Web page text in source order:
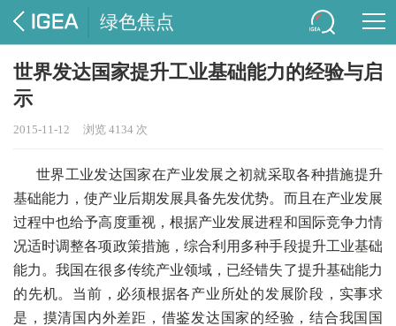
绿色焦点
世界发达国家提升工业基础能力的经验与启
示
2015-11-12 浏览 4134 次
世界工业发达国家在产业发展之初就采取各种措施提升
基础能力，使产业后期发展具备先发优势。而且在产业发展
过程中也给予高度重视，根据产业发展进程和国际竞争力情
况适时调整各项政策措施，综合利用多种手段提升工业基础
能力。我国在很多传统产业领域，已经错失了提升基础能力
的先机。当前，必须根据各产业所处的发展阶段，实事求
是，摸清国内外差距，借鉴发达国家的经验，结合我国国